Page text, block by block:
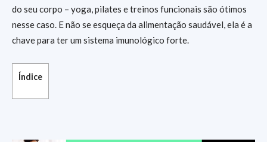
do seu corpo – yoga, pilates e treinos funcionais são ótimos
nesse caso. E não se esqueça da alimentação saudável, ela é a
chave para ter um sistema imunológico forte.
Índice